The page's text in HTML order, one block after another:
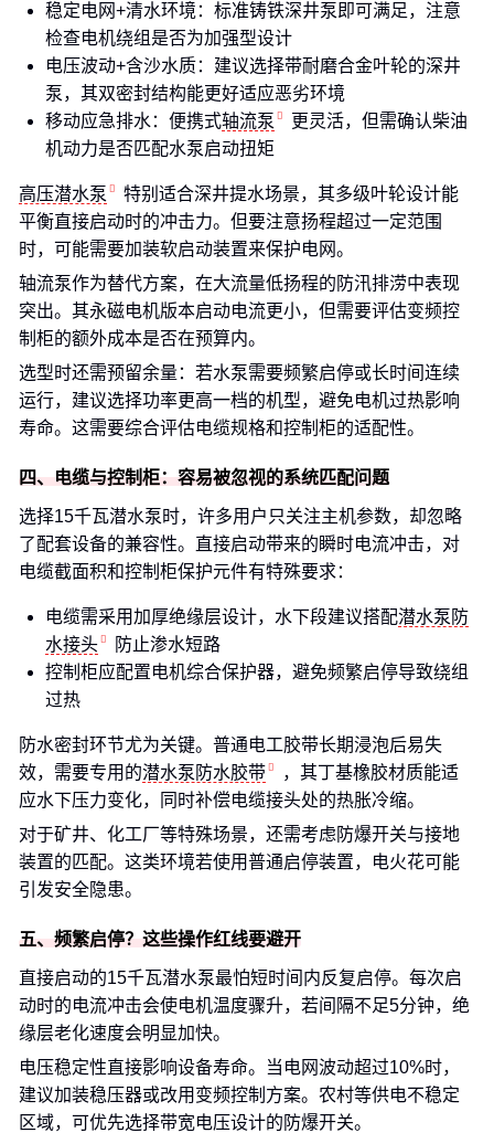
稳定电网+清水环境：标准铸铁深井泵即可满足，注意
检查电机绕组是否为加强型设计
电压波动+含沙水质：建议选择带耐磨合金叶轮的深井
泵，其双密封结构能更好适应恶劣环境
移动应急排水：便携式轴流泵
更灵活，但需确认柴油
机动力是否匹配水泵启动扭矩
高压潜水泵
特别适合深井提水场景，其多级叶轮设计能
平衡直接启动时的冲击力。但要注意扬程超过一定范围
时，可能需要加装软启动装置来保护电网。
轴流泵作为替代方案，在大流量低扬程的防汛排涝中表现
突出。其永磁电机版本启动电流更小，但需要评估变频控
制柜的额外成本是否在预算内。
选型时还需预留余量：若水泵需要频繁启停或长时间连续
运行，建议选择功率更高一档的机型，避免电机过热影响
寿命。这需要综合评估电缆规格和控制柜的适配性。
四、电缆与控制柜：容易被忽视的系统匹配问题
选择15千瓦潜水泵时，许多用户只关注主机参数，却忽略
了配套设备的兼容性。直接启动带来的瞬时电流冲击，对
电缆截面积和控制柜保护元件有特殊要求：
电缆需采用加厚绝缘层设计，水下段建议搭配潜水泵防
水接头
防止渗水短路
控制柜应配置电机综合保护器，避免频繁启停导致绕组
过热
防水密封环节尤为关键。普通电工胶带长期浸泡后易失
效，需要专用的潜水泵防水胶带
，其丁基橡胶材质能适
应水下压力变化，同时补偿电缆接头处的热胀冷缩。
对于矿井、化工厂等特殊场景，还需考虑防爆开关与接地
装置的匹配。这类环境若使用普通启停装置，电火花可能
引发安全隐患。
五、频繁启停？这些操作红线要避开
直接启动的15千瓦潜水泵最怕短时间内反复启停。每次启
动时的电流冲击会使电机温度骤升，若间隔不足5分钟，绝
缘层老化速度会明显加快。
电压稳定性直接影响设备寿命。当电网波动超过10%时，
建议加装稳压器或改用变频控制方案。农村等供电不稳定
区域，可优先选择带宽电压设计的防爆开关。